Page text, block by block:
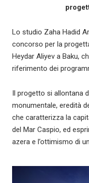
Lo studio Zaha Hadid
concorso per la
Heydar Aliyev a Baku,
riferimento dei
Il progetto si allontana
monumentale, eredità
che caratterizza la
del Mar Caspio, ed
azera e l’ottimismo di